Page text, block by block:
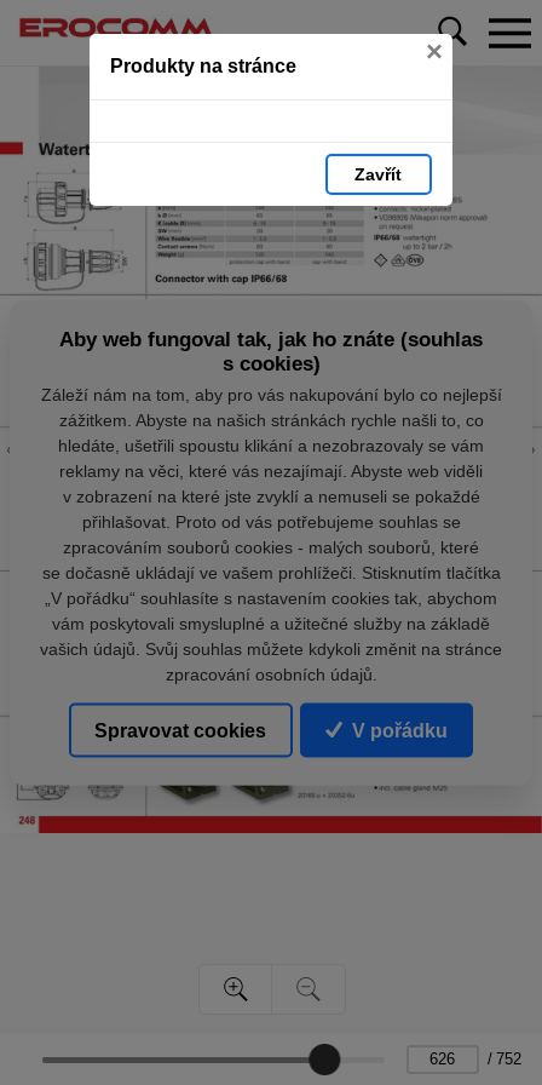
Produkty na stránce ×
Zavřít
/ 752
Aby web fungoval tak, jak ho znáte (souhlas
s cookies)
Záleží nám na tom, aby pro vás nakupování bylo co nejlepší
zážitkem. Abyste na našich stránkách rychle našli to, co
hledáte, ušetřili spoustu klikání a nezobrazovaly se vám
reklamy na věci, které vás nezajímají. Abyste web viděli
v zobrazení na které jste zvyklí a nemuseli se pokaždé
přihlašovat. Proto od vás potřebujeme souhlas se
zpracováním souborů cookies - malých souborů, které
se dočasně ukládají ve vašem prohlížeči. Stisknutím tlačítka
„V pořádku“ souhlasíte s nastavením cookies tak, abychom
vám poskytovali smysluplné a užitečné služby na základě
vašich údajů. Svůj souhlas můžete kdykoli změnit na stránce
zpracování osobních údajů.
Spravovat cookies V pořádku